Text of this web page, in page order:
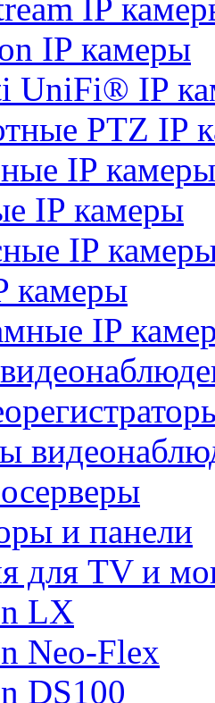
IP
IP камеры
UniFi® IP
PTZ IP
IP камеры
IP камеры
IP
камеры
IP
и панели
для TV и
LX
Neo-Flex
DS100